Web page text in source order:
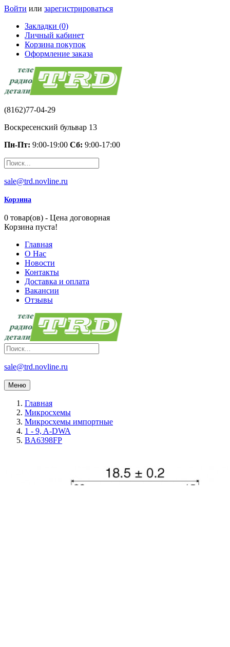
Войти или зарегистрироваться
Закладки (0)
Личный кабинет
Корзина покупок
Оформление заказа
(8162)77-04-29
Воскресенский бульвар 13
Пн-Пт: 9:00-19:00 Сб: 9:00-17:00
sale@trd.novline.ru
Корзина
0 товар(ов) - Цена договорная
Корзина пуста!
Главная
О Нас
Новости
Контакты
Доставка и оплата
Вакансии
Отзывы
sale@trd.novline.ru
Меню
Главная
Микросхемы
Микросхемы импортные
1 - 9, A-DWA
BA6398FP